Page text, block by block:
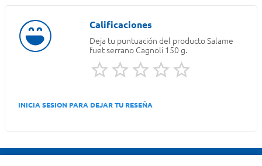
Deja tu puntuación del producto Salame
fuet serrano Cagnoli 150 g.
INICIA SESION PARA DEJAR TU RESEÑA